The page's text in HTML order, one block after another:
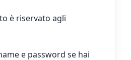
è riservato agli
e password se hai